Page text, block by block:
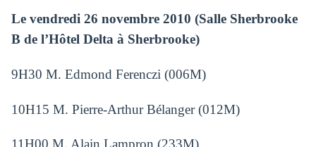
Le vendredi 26 novembre 2010 (Salle Sherbrooke
B de l’Hôtel Delta à Sherbrooke)
9H30 M. Edmond Ferenczi (006M)
10H15 M. Pierre-Arthur Bélanger (012M)